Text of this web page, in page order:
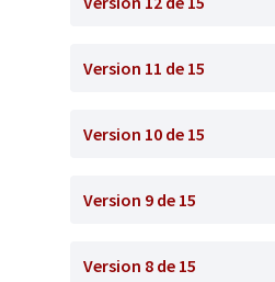
Version 11 de 15
Version 10 de 15
Version 9 de 15
Version 8 de 15